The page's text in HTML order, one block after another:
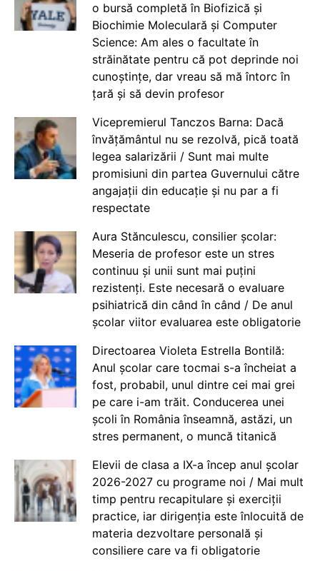
o bursă completă în Biofizică și
Biochimie Moleculară și Computer
Science: Am ales o facultate în
străinătate pentru că pot deprinde noi
cunoștințe, dar vreau să mă întorc în
țară și să devin profesor
Vicepremierul Tanczos Barna: Dacă
învățământul nu se rezolvă, pică toată
legea salarizării / Sunt mai multe
promisiuni din partea Guvernului către
angajații din educație și nu par a fi
respectate
Aura Stănculescu, consilier școlar:
Meseria de profesor este un stres
continuu și unii sunt mai puțini
rezistenți. Este necesară o evaluare
psihiatrică din când în când / De anul
școlar viitor evaluarea este obligatorie
Directoarea Violeta Estrella Bontilă:
Anul școlar care tocmai s-a încheiat a
fost, probabil, unul dintre cei mai grei
pe care i-am trăit. Conducerea unei
școli în România înseamnă, astăzi, un
stres permanent, o muncă titanică
Elevii de clasa a IX-a încep anul școlar
2026-2027 cu programe noi / Mai mult
timp pentru recapitulare și exerciții
practice, iar dirigenția este înlocuită de
materia dezvoltare personală și
consiliere care va fi obligatorie